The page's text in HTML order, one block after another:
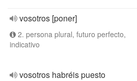
vosotros [poner]
2. persona plural, futuro perfecto,
indicativo
vosotros habréis puesto